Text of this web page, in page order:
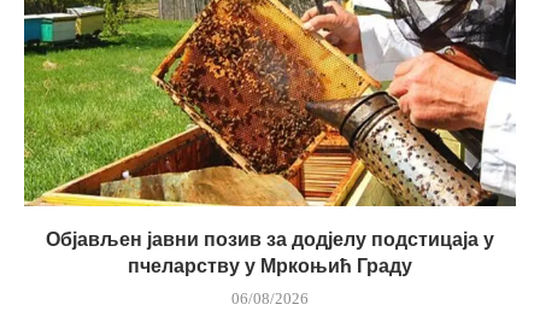
Објављен јавни позив за додјелу подстицаја у
пчеларству у Мркоњић Граду
06/08/2026